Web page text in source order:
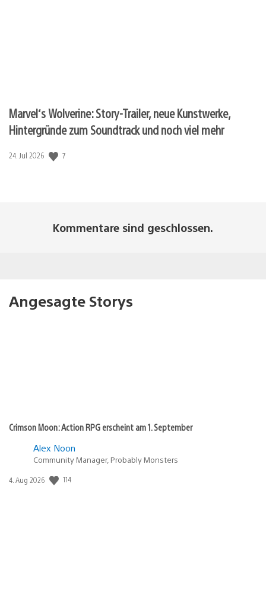
Marvel‘s Wolverine: Story-Trailer, neue Kunstwerke,
Hintergründe zum Soundtrack und noch viel mehr
Veröffentlichungsdatum:
24. Jul 2026 7
Kommentare sind geschlossen.
Angesagte Storys
Crimson Moon: Action RPG erscheint am 1. September
Alex Noon
Community Manager, Probably Monsters
Veröffentlichungsdatum:
4. Aug 2026 114